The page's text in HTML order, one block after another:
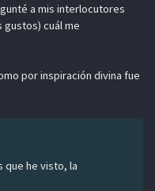
a mis interlocutores
cuál me
por inspiración divina fue
que he visto, la